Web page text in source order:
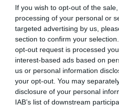
If you wish to opt-out of the
processing of your personal or
targeted advertising by us,
section to confirm your
opt-out request is processed
interest-based ads based on
us or personal information
your opt-out. You may
disclosure of your personal
IAB’s list of downstream
ΔΕΊΤΕ ΠΕΡΙΣΣΌΤΕΡΑ